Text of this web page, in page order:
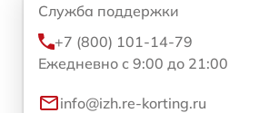
Служба поддержки
+7 (800) 101-14-79
Ежедневно с 9:00 до 21:00
info@izh.re-korting.ru